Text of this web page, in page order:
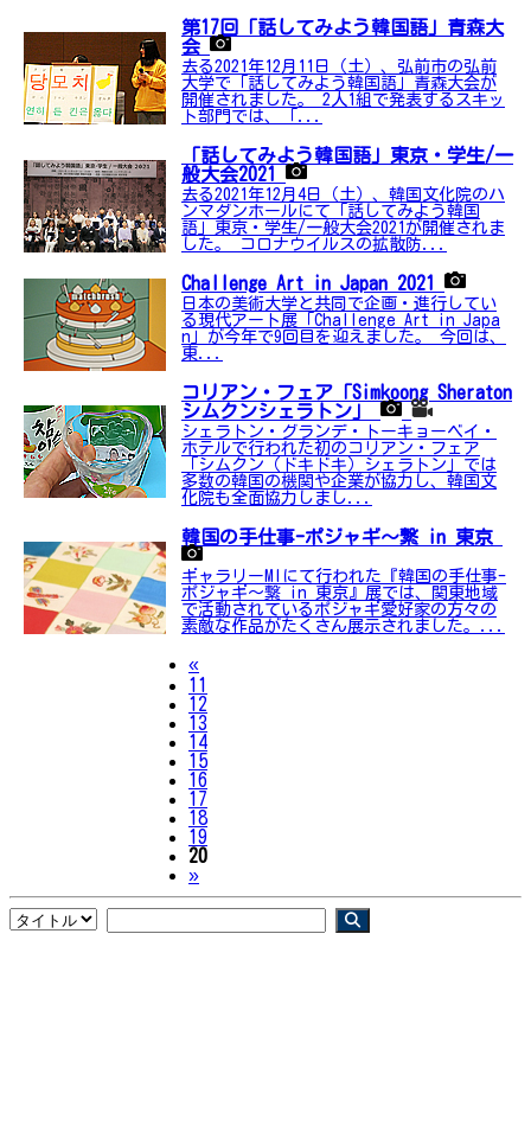
第17回「話してみよう韓国語」青森大
会
去る2021年12月11日（土）、弘前市の弘前
大学で「話してみよう韓国語」青森大会が
開催されました。 2人1組で発表するスキッ
ト部門では、「...
「話してみよう韓国語」東京・学生/一
般大会2021
去る2021年12月4日（土）、韓国文化院のハ
ンマダンホールにて「話してみよう韓国
語」東京・学生/一般大会2021が開催されま
した。 コロナウイルスの拡散防...
Challenge Art in Japan 2021
日本の美術大学と共同で企画・進行してい
る現代アート展「Challenge Art in Japa
n」が今年で9回目を迎えました。 今回は、
東...
コリアン・フェア「Simkoong Sheraton
シムクンシェラトン」
シェラトン・グランデ・トーキョーベイ・
ホテルで行われた初のコリアン・フェア
「シムクン（ドキドキ）シェラトン」では
多数の韓国の機関や企業が協力し、韓国文
化院も全面協力しまし...
韓国の手仕事-ポジャギ～繋 in 東京
ギャラリーMIにて行われた『韓国の手仕事-
ポジャギ～繋 in 東京』展では、関東地域
で活動されているポジャギ愛好家の方々の
素敵な作品がたくさん展示されました。...
«Previous
11
12
13
14
15
16
17
18
19
20
»Next